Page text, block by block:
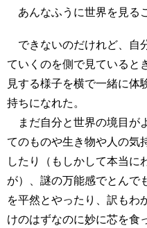
あんなふうに世界を見る
できないのだけれど、自
ていくのを側で見ていると
見する様子を横で一緒に体
持ちになれた。
まだ自分と世界の境目が
てのものや生き物や人の気
したり（もしかして本当に
が）、謎の万能感でとんで
を平然とやったり、訳もわ
けのはずなのに妙に芯を食